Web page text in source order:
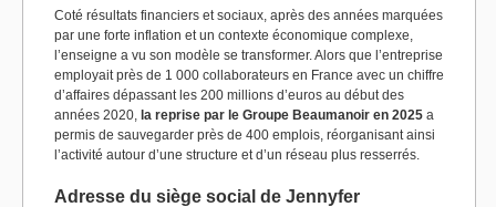
Coté résultats financiers et sociaux, après des années marquées
par une forte inflation et un contexte économique complexe,
l’enseigne a vu son modèle se transformer. Alors que l’entreprise
employait près de 1 000 collaborateurs en France avec un chiffre
d’affaires dépassant les 200 millions d’euros au début des
années 2020, la reprise par le Groupe Beaumanoir en 2025 a
permis de sauvegarder près de 400 emplois, réorganisant ainsi
l’activité autour d’une structure et d’un réseau plus resserrés.
Adresse du siège social de Jennyfer